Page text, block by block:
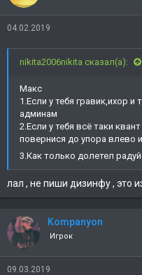
04.02.2019
nikita2006nikita сказал(а):
Макс
1.Если у тебя гравик,ихор и
админам
2.Если у тебя всё таки
повернися до упора влево
3.Как только долетел
лал , не пиши дизинфу , это
Kompanyon
Игрок
09.03.2019